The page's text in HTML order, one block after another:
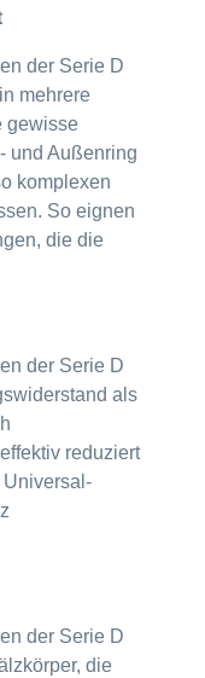
der Serie D
mehrere
gewisse
und Außenring
komplexen
So eignen
die die
der Serie D
als
reduziert
der Serie D
die